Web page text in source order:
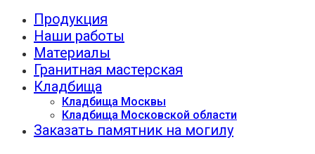
Продукция
Наши работы
Материалы
Гранитная мастерская
Кладбища
Кладбища Москвы
Кладбища Московской области
Заказать памятник на могилу